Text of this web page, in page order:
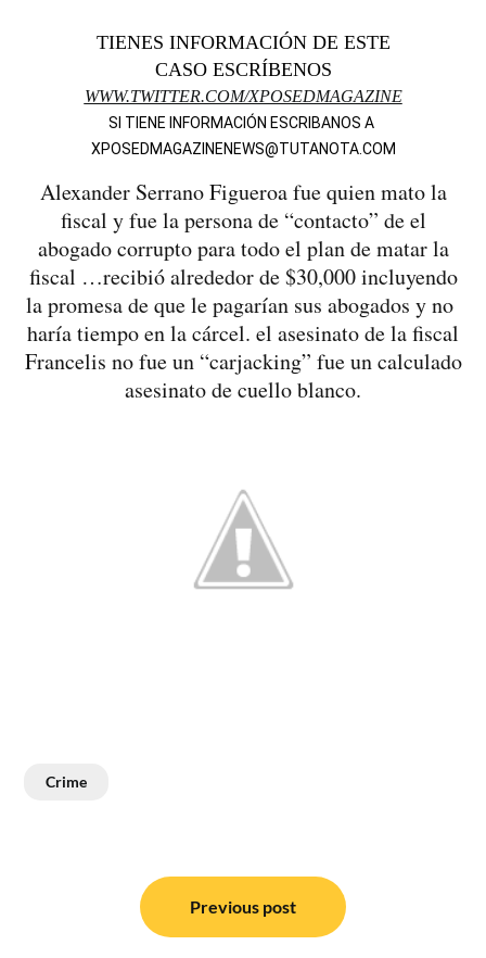
TIENES INFORMACIÓN DE ESTE
CASO ESCRÍBENOS
WWW.TWITTER.COM/XPOSEDMAGAZINE
SI TIENE INFORMACIÓN ESCRIBANOS A
XPOSEDMAGAZINENEWS@TUTANOTA.COM
Alexander Serrano Figueroa fue quien mato la
fiscal y fue la persona de “contacto” de el
abogado corrupto para todo el plan de matar la
fiscal …recibió alrededor de $30,000 incluyendo
la promesa de que le pagarían sus abogados y no
haría tiempo en la cárcel. el asesinato de la fiscal
Francelis no fue un “carjacking” fue un calculado
asesinato de cuello blanco.
Crime
navigation
Previous post